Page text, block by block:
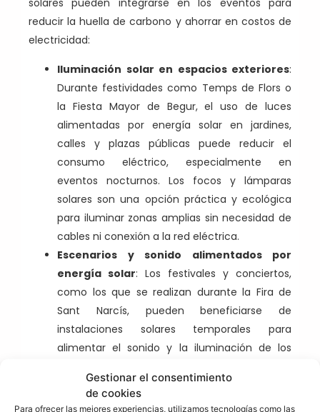
Gestionar el consentimiento
de cookies
Para ofrecer las mejores experiencias, utilizamos tecnologías como las
solares pueden integrarse en los eventos para
reducir la huella de carbono y ahorrar en costos de
electricidad:
Iluminación solar en espacios exteriores:
Durante festividades como Temps de Flors o
la Fiesta Mayor de Begur, el uso de luces
alimentadas por energía solar en jardines,
calles y plazas públicas puede reducir el
consumo eléctrico, especialmente en
eventos nocturnos. Los focos y lámparas
solares son una opción práctica y ecológica
para iluminar zonas amplias sin necesidad de
cables ni conexión a la red eléctrica.
Escenarios y sonido alimentados por
energía solar: Los festivales y conciertos,
como los que se realizan durante la Fira de
Sant Narcís, pueden beneficiarse de
instalaciones solares temporales para
alimentar el sonido y la iluminación de los
solares portátiles que ofrecen la potencia
necesaria para estos eventos, ayudando a